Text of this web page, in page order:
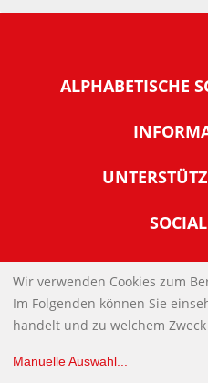
ALPHABETISCHE
Warum
Tipps zur Nutzung
Banner und E-
Werden Sie
Spenden
Wir verwenden Cookies zum
Im Folgenden können Sie
handelt und zu welchem
Manuelle Auswahl...